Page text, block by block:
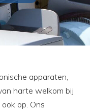
apparaten,
harte welkom bij
op. Ons